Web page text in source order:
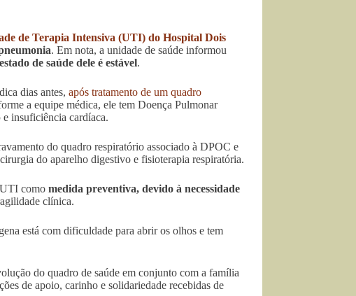
de Terapia Intensiva (UTI) do Hospital Dois
. Em nota, a unidade de saúde informou
estado de saúde dele é estável.
dias antes, após tratamento de um quadro
a equipe médica, ele tem Doença Pulmonar
insuficiência cardíaca.
do quadro respiratório associado à DPOC e
do aparelho digestivo e fisioterapia respiratória.
como medida preventiva, devido à necessidade
clínica.
está com dificuldade para abrir os olhos e tem
do quadro de saúde em conjunto com a família
de apoio, carinho e solidariedade recebidas de